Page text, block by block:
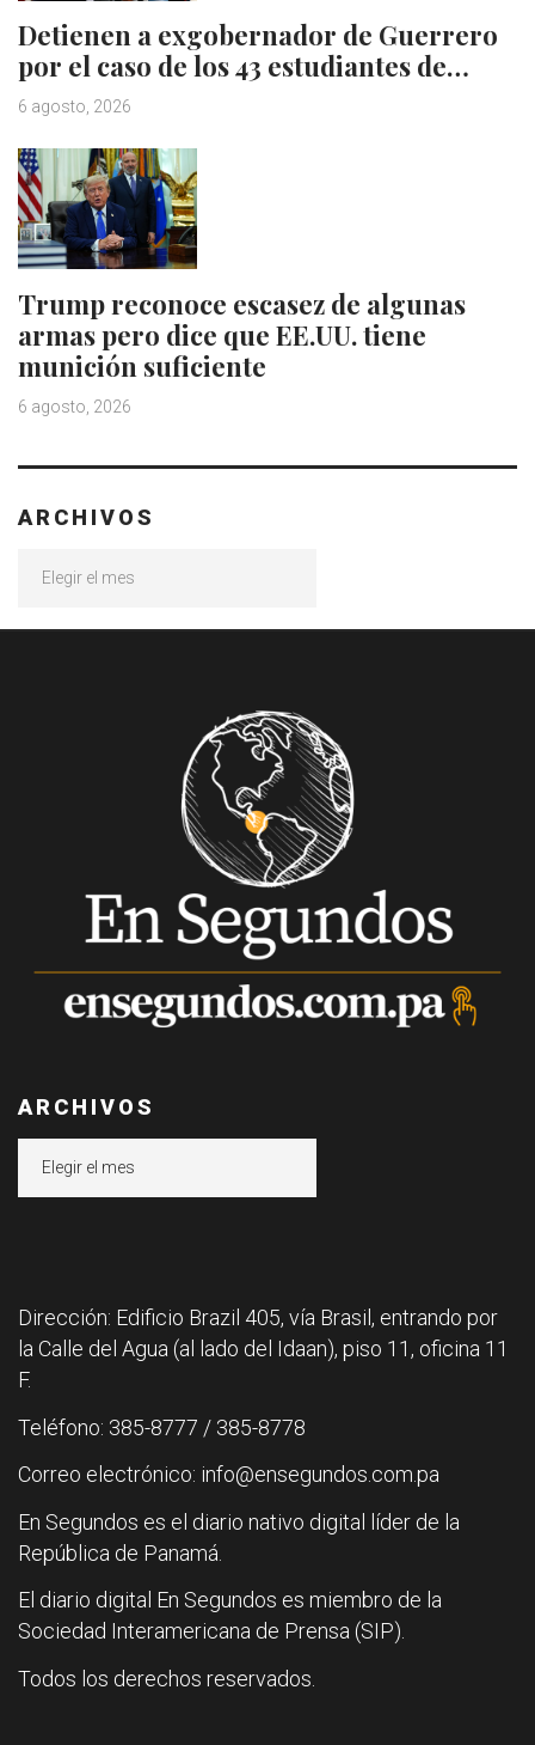
Detienen a exgobernador de Guerrero
por el caso de los 43 estudiantes de…
6 agosto, 2026
Trump reconoce escasez de algunas
armas pero dice que EE.UU. tiene
munición suficiente
6 agosto, 2026
ARCHIVOS
ARCHIVOS
Dirección: Edificio Brazil 405, vía Brasil, entrando por
la Calle del Agua (al lado del Idaan), piso 11, oficina 11
F.
Teléfono: 385-8777 / 385-8778
Correo electrónico: info@ensegundos.com.pa
En Segundos es el diario nativo digital líder de la
República de Panamá.
El diario digital En Segundos es miembro de la
Sociedad Interamericana de Prensa (SIP).
Todos los derechos reservados.